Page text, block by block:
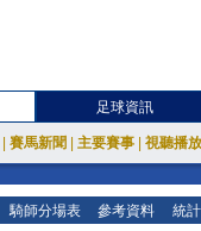
足球資訊
賽馬新聞 主要賽事 視聽播
騎師分場表 參考資料 統